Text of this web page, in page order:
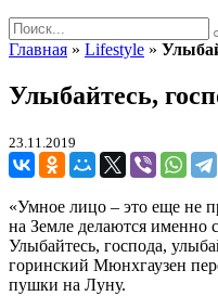
Главная » Lifestyle »
Улыбайтесь,
23.11.2019
«Умное лицо – это еще не
на Земле делаются именно
Улыбайтесь, господа,
горинский Мюнхгаузен
пушки на Луну.